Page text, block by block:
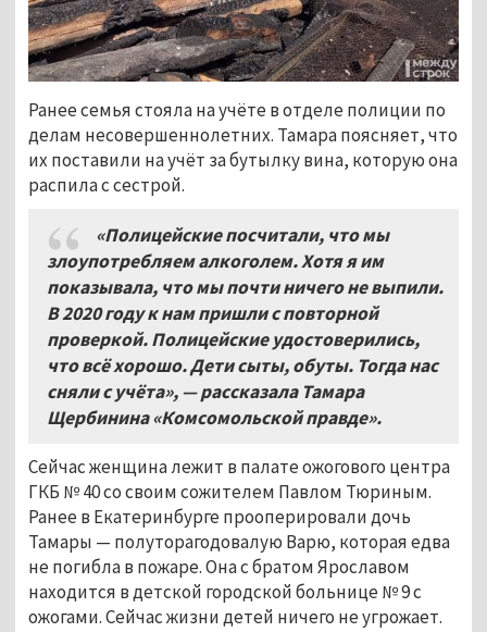
Ранее семья стояла на учёте в отделе полиции по
делам несовершеннолетних. Тамара поясняет, что
их поставили на учёт за бутылку вина, которую она
распила с сестрой.
«Полицейские посчитали, что мы
злоупотребляем алкоголем. Хотя я им
показывала, что мы почти ничего не выпили.
В 2020 году к нам пришли с повторной
проверкой. Полицейские удостоверились,
что всё хорошо. Дети сыты, обуты. Тогда нас
сняли с учёта», — рассказала Тамара
Щербинина «Комсомольской правде».
Сейчас женщина лежит в палате ожогового центра
ГКБ № 40 со своим сожителем Павлом Тюриным.
Ранее в Екатеринбурге прооперировали дочь
Тамары — полуторагодовалую Варю, которая едва
не погибла в пожаре. Она с братом Ярославом
находится в детской городской больнице № 9 с
ожогами. Сейчас жизни детей ничего не угрожает.